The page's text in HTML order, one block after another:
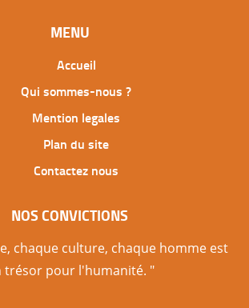
MENU
Accueil
Qui sommes-nous ?
Mention legales
Plan du site
Contactez nous
NOS CONVICTIONS
chaque culture, chaque homme est
trésor pour l'humanité. "